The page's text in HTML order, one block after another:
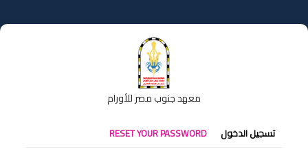
إلى
المحتوى
معهد جنوب مصر للأورام
التبويبات
الأساسية
تسجيل الدخول RESET YOUR PASSWORD